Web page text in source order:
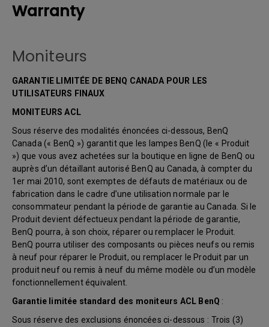
Warranty
Moniteurs
GARANTIE LIMITÉE DE BENQ CANADA POUR LES
UTILISATEURS FINAUX
MONITEURS ACL
Sous réserve des modalités énoncées ci-dessous, BenQ
Canada (« BenQ ») garantit que les lampes BenQ (le « Produit
») que vous avez achetées sur la boutique en ligne de BenQ ou
auprès d’un détaillant autorisé BenQ au Canada, à compter du
1er mai 2010, sont exemptes de défauts de matériaux ou de
fabrication dans le cadre d’une utilisation normale par le
consommateur pendant la période de garantie au Canada. Si le
Produit devient défectueux pendant la période de garantie,
BenQ pourra, à son choix, réparer ou remplacer le Produit.
BenQ pourra utiliser des composants ou pièces neufs ou remis
à neuf pour réparer le Produit, ou remplacer le Produit par un
produit neuf ou remis à neuf du même modèle ou d’un modèle
fonctionnellement équivalent.
Garantie limitée standard des moniteurs ACL BenQ :
Sous réserve des exclusions énoncées ci-dessous : Trois (3)